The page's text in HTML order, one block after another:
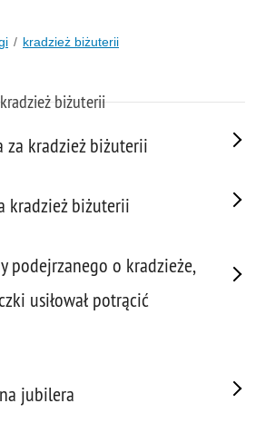
kradzież biżuterii
kradzież biżuterii
za kradzież biżuterii
kradzież biżuterii
podejrzanego o kradzieże,
usiłował potrącić
jubilera